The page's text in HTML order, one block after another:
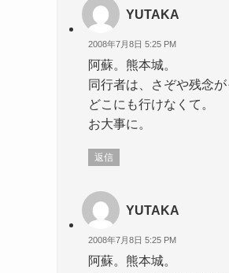
YUTAKA
2008年7月8日 5:25 PM
阿蘇。熊本城。
同行者は、さぞや残念
どこにも行けなくて。
お大事に。
返信
YUTAKA
2008年7月8日 5:25 PM
阿蘇。熊本城。